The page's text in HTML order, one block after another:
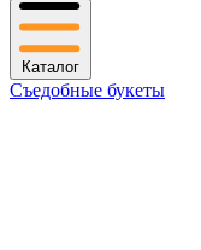
Каталог
Съедобные букеты